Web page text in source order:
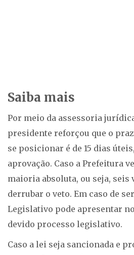
Saiba mais
Por meio da assessoria
presidente reforçou que o
se posicionar é de 15 dias
aprovação. Caso a Prefeitura
maioria absoluta, ou seja, seis
derrubar o veto. Em caso de
Legislativo pode apresentar
devido processo legislativo.
Caso a lei seja sancionada e